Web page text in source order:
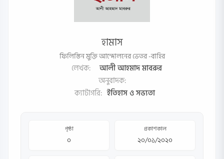
হামাস
ফিলিস্তিন মুক্তি আন্দোলনের ভেতর -বাহির
লেখক:
আলী আহমাদ মাবরুর
অনুবাদক:
ক্যাটাগরি: ইতিহাস ও সভ্যতা
পৃষ্ঠা
০
প্রকাশকাল
২০/০১/২০২০